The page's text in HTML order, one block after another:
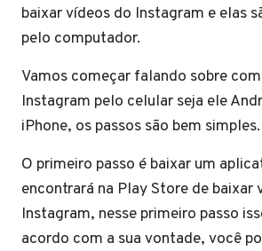
baixar vídeos do Instagram e elas
pelo computador.
Vamos começar falando sobre
Instagram pelo celular seja ele
iPhone, os passos são bem simples.
O primeiro passo é baixar um
encontrará na Play Store de baixar
Instagram, nesse primeiro passo
acordo com a sua vontade, você